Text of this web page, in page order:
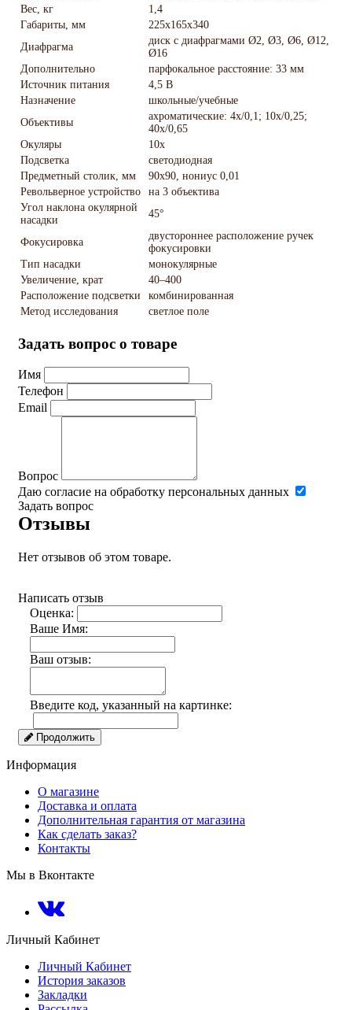
Вес, кг
1,4
Габариты, мм
225x165x340
Диафрагма
диск с диафрагмами Ø2, Ø3, Ø6, Ø12,
Ø16
Дополнительно
парфокальное расстояние: 33 мм
Источник питания
4,5 В
Назначение
школьные/учебные
Объективы
ахроматические: 4х/0,1; 10х/0,25;
40х/0,65
Окуляры
10x
Подсветка
светодиодная
Предметный столик, мм
90x90, нониус 0,01
Револьверное устройство
на 3 объектива
Угол наклона окулярной
насадки
45°
Фокусировка
двустороннее расположение ручек
фокусировки
Тип насадки
монокулярные
Увеличение, крат
40–400
Расположение подсветки
комбинированная
Метод исследования
светлое поле
Задать вопрос о товаре
Имя
Телефон
Email
Вопрос
Даю согласие на обработку персональных данных
Задать вопрос
Отзывы
Нет отзывов об этом товаре.
Написать отзыв
Оценка:
Ваше Имя:
Ваш отзыв:
Введите код, указанный на картинке:
Продолжить
Информация
О магазине
Доставка и оплата
Дополнительная гарантия от магазина
Как сделать заказ?
Контакты
Мы в Вконтакте
Личный Кабинет
Личный Кабинет
История заказов
Закладки